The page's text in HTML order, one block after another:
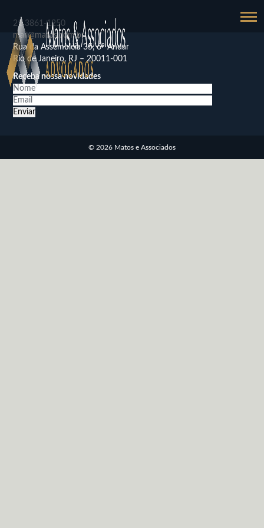
21 3861-1250
mail@matos.com.br
Rua da Assembléia 35, 6º Andar
Rio de Janeiro, RJ – 20011-001
Receba nossa novidades
© 2026 Matos e Associados